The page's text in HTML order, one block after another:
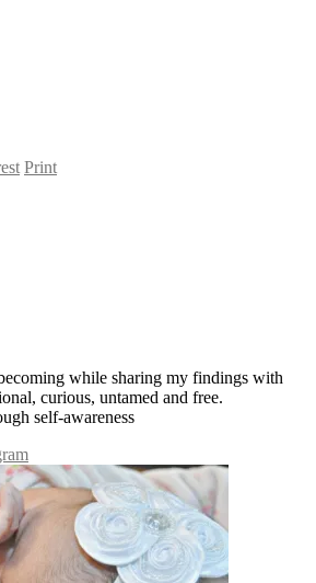
Print
while sharing my findings with
curious, untamed and free.
self-awareness